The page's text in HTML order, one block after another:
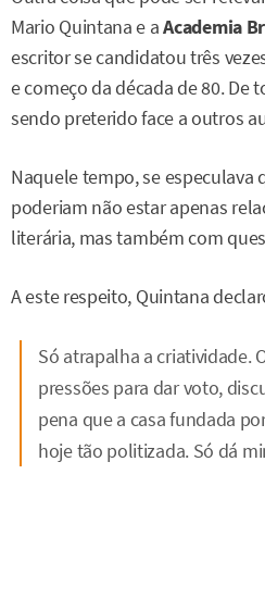
Mario Quintana e aAcademia
escritor se candidatou três
e começo da década de 80. De
sendo preterido face a outros
Naquele tempo, se especulava
poderiam não estar apenas
literária, mas também com
A este respeito, Quintana
Só atrapalha a criatividade.
pressões para dar voto,
pena que a casa fundada
hoje tão politizada. Só dá